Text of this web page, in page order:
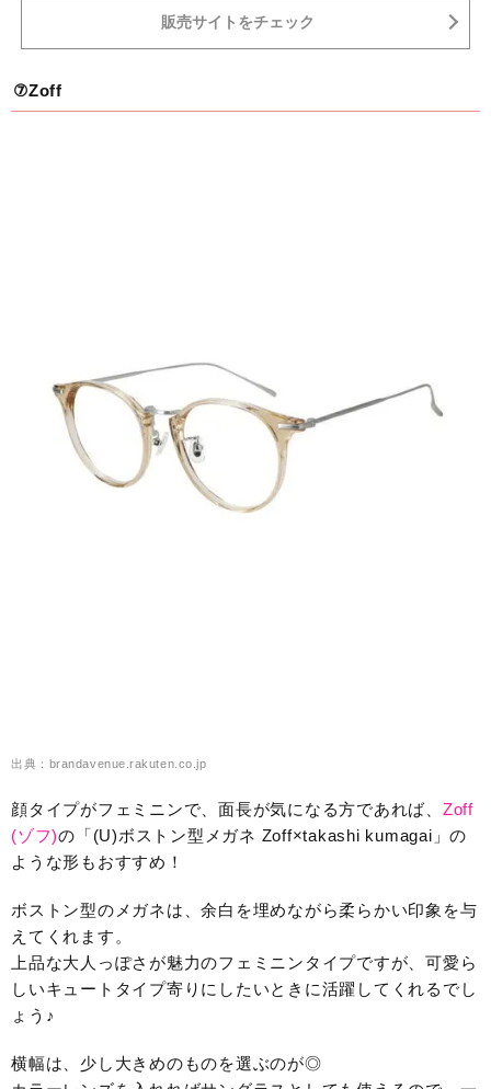
販売サイトをチェック
⑦Zoff
出典：brandavenue.rakuten.co.jp
顔タイプがフェミニンで、面長が気になる方であれば、 Zoff
(ゾフ)の「(U)ボストン型メガネ Zoff×takashi kumagai」の
ような形もおすすめ！
ボストン型のメガネは、余白を埋めながら柔らかい印象を与
えてくれます。
上品な大人っぽさが魅力のフェミニンタイプですが、可愛ら
しいキュートタイプ寄りにしたいときに活躍してくれるでし
ょう♪
横幅は、少し大きめのものを選ぶのが◎